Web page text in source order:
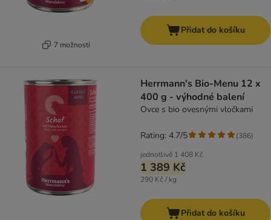
7 možností
Přidat do košíku
Herrmann's Bio-Menu 12 x
400 g - výhodné balení
Ovce s bio ovesnými vločkami
jednotlivě 1 408 Kč
1 389 Kč
290 Kč / kg
Rating: 4.7/5 (386)
Přidat do košíku